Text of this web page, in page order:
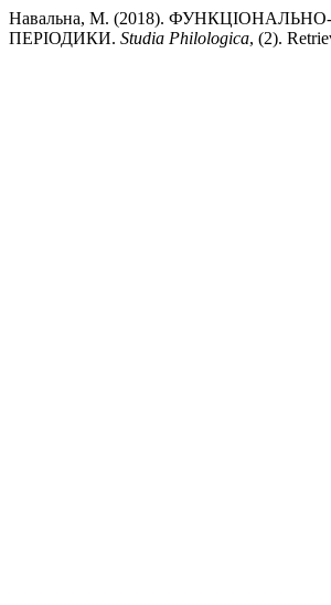
Навальна, М. (2018).
ПЕРІОДИКИ. Studia Philologica, (2).